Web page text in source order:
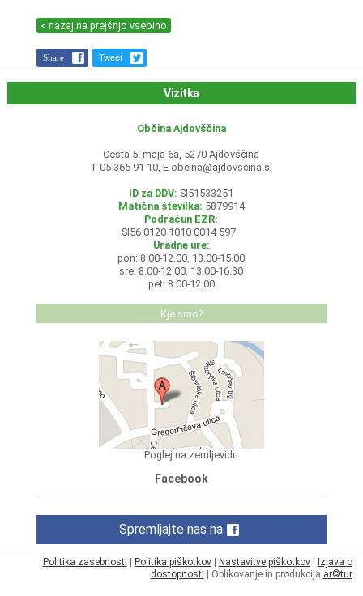
< nazaj na prejšnjo vsebino
Share Tweet
Vizitka
Občina Ajdovščina
Cesta 5. maja 6a, 5270 Ajdovščina
T 05 365 91 10, E obcina@ajdovscina.si
ID za DDV: SI51533251
Matična številka: 5879914
Podračun EZR:
SI56 0120 1010 0014 597
Uradne ure:
pon: 8.00-12.00, 13.00-15.00
sre: 8.00-12.00, 13.00-16.30
pet: 8.00-12.00
Kje smo?
Poglej na zemljevidu
Facebook
Spremljajte nas na
Politika zasebnosti Politika piškotkov| Nastavitve piškotkov|
Izjava o
dostopnosti | Oblikovanje in produkcija ar©tur